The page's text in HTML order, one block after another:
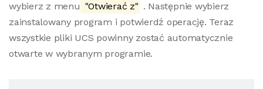
wybierz z menu "Otwierać z" . Następnie wybierz
zainstalowany program i potwierdź operację. Teraz
wszystkie pliki UCS powinny zostać automatycznie
otwarte w wybranym programie.